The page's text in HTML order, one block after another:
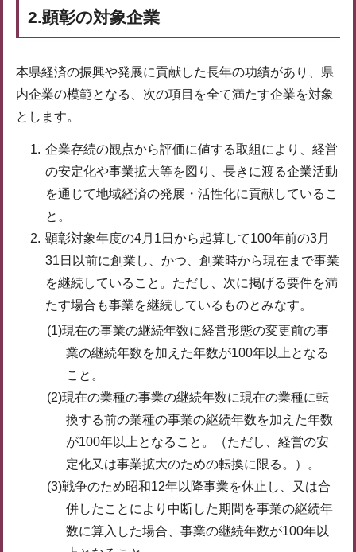
2.顕彰の対象企業
本県経済の振興や発展に貢献した長年の功績があり、県
内企業の模範となる、次の項目を全て満たす企業を対象
とします。
企業存続の観点から評価に値する取組により、経営
の安定化や事業拡大等を図り、長きに渡る企業活動
を通じて地域経済の発展・活性化に貢献しているこ
と。
顕彰対象年度の4月1日から起算して100年前の3月
31日以前に創業し、かつ、創業時から現在まで事業
を継続していること。ただし、次に掲げる要件を満
たす場合も事業を継続しているものとみなす。
(1)現在の事業の継続年数に経営形態の変更前の事
業の継続年数を加えた年数が100年以上となる
こと。
(2)現在の業種の事業の継続年数に現在の業種に転
換する前の業種の事業の継続年数を加えた年数
が100年以上となること。（ただし、経営の安
定化又は事業拡大のための転換に限る。）。
(3)戦争のため昭和12年以降事業を休止し、又は合
併したことにより中断した期間を事業の継続年
数に算入した場合、事業の継続年数が100年以